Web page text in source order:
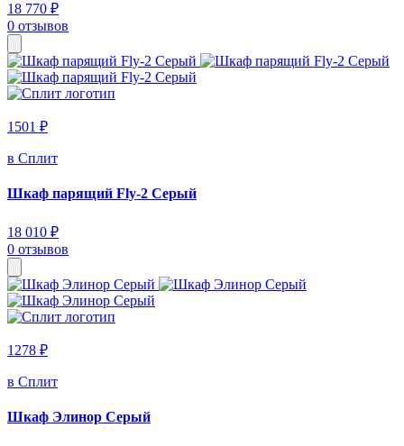
18 770 ₽
0 отзывов
1501 ₽
в Сплит
Шкаф парящий Fly-2 Серый
18 010 ₽
0 отзывов
1278 ₽
в Сплит
Шкаф Элинор Серый